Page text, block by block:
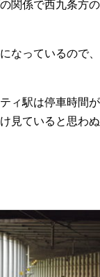
関係で西九条方
なっているので
ィ駅は停車時間
見ていると思わ